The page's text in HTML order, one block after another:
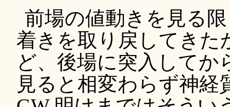
前場の値動きを見る
着きを取り戻してきた
ど、後場に突入して
見ると相変わらず神